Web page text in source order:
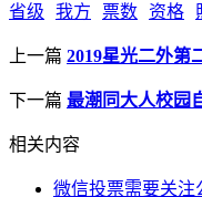
省级 我方 票数 资格
上一篇 2019星光二外第
下一篇 最潮同大人校园
相关内容
微信投票需要关注